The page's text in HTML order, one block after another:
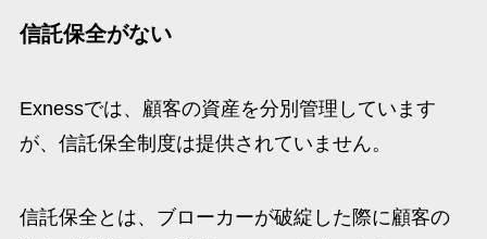
信託保全がない
Exnessでは、顧客の資産を分別管理しています
が、信託保全制度は提供されていません。
信託保全とは、ブローカーが破綻した際に顧客の